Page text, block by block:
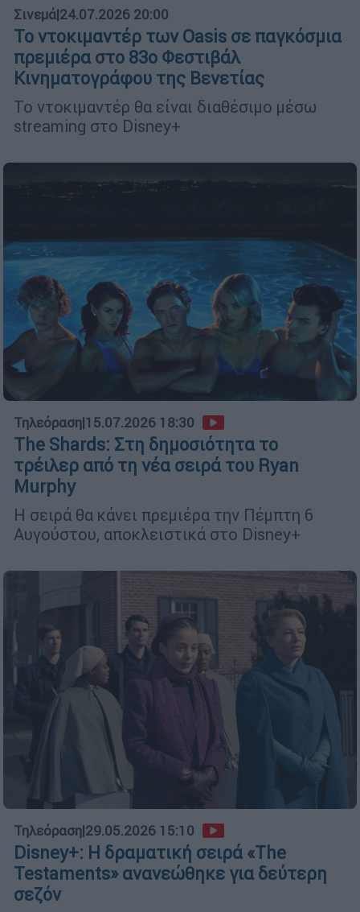
Σινεμά|24.07.2026 20:00
To ντοκιμαντέρ των Oasis σε παγκόσμια
πρεμιέρα στο 83ο Φεστιβάλ
Κινηματογράφου της Βενετίας
Το ντοκιμαντέρ θα είναι διαθέσιμο μέσω
streaming στο Disney+
Τηλεόραση|15.07.2026 18:30
The Shards: Στη δημοσιότητα το
τρέιλερ από τη νέα σειρά του Ryan
Murphy
Η σειρά θα κάνει πρεμιέρα την Πέμπτη 6
Αυγούστου, αποκλειστικά στο Disney+
Τηλεόραση|29.05.2026 15:10
Disney+: Η δραματική σειρά «The
Testaments» ανανεώθηκε για δεύτερη
σεζόν